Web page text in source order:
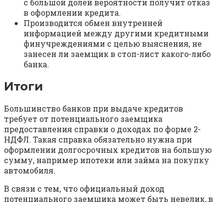
с большой долей вероятности получит отказ
в оформлении кредита.
Производится обмен внутренней
информацией между другими кредитными
финучреждениями с целью выяснения, не
занесен ли заемщик в стоп-лист какого-либо
банка.
Итоги
Большинство банков при выдаче кредитов
требует от потенциального заемщика
предоставления справки о доходах по форме 2-
НДФЛ. Такая справка обязательно нужна при
оформлении долгосрочных кредитов на большую
сумму, например ипотеки или займа на покупку
автомобиля.
В связи с тем, что официальный доход
потенциального заемщика может быть невелик, в